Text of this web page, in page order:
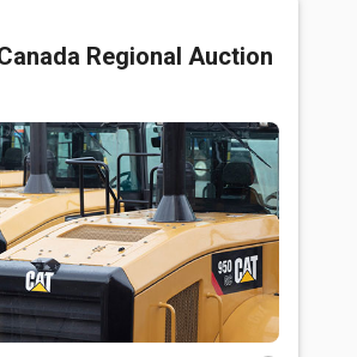
Regional Auction